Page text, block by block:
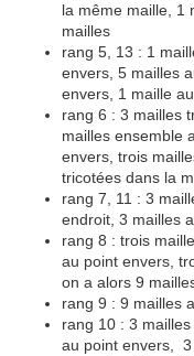
la même maille,
mailles
rang 5, 13 : 1
envers, 5 mailles
envers, 1 maille
rang 6 : 3 mailles
mailles ensemble
envers, trois
tricotées dans la
rang 7, 11 : 3
endroit, 3 mailles
rang 8 : trois
au point envers,
on a alors 9
rang 9 : 9 mailles
rang 10 : 3
au point envers, 3